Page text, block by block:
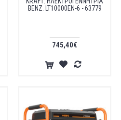
ΒΕΝΖ. LT10000EN-6 - 63779
745,40€